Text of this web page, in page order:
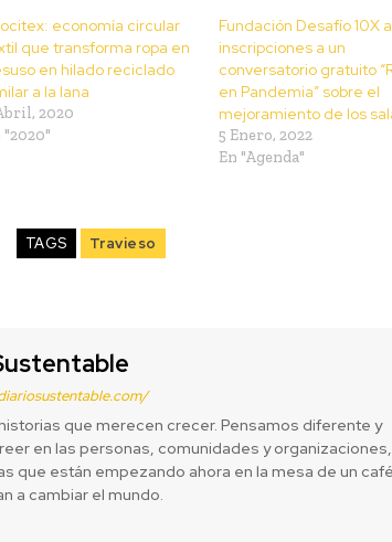
economía circular
que transforma ropa en
en hilado reciclado
a la lana
2020
"2020"
Fundación Desafío 10X
inscripciones a un
conversatorio gratuito
en Pandemia” sobre el
mejoramiento de los
5 Enero, 2022
En "Agenda"
TAGS Travieso
que merecen crecer. Pensamos diferente y
en las personas, comunidades y
que están empezando ahora en la mesa de un
a cambiar el mundo.